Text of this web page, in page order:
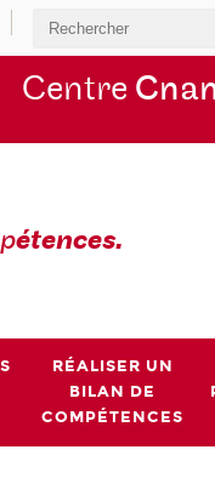
Centre
étences.
RÉALISER UN
BILAN DE
COMPÉTENCES